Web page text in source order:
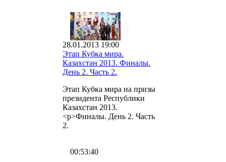
28.01.2013 19:00
Этап Кубка мира.
Казахстан 2013. Финалы.
День 2. Часть 2.
Этап Кубка мира на призы
президента Республики
Казахстан 2013.
<p>Финалы. День 2. Часть
2.
00:53:40